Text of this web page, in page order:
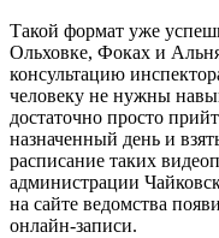
Такой формат уже
Ольховке, Фоках и
консультацию
человеку не нужны
достаточно просто
назначенный день и
расписание таких
администрации
на сайте ведомства
онлайн-записи.